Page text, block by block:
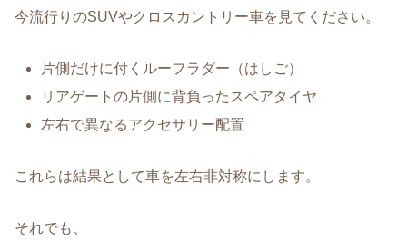
今流行りのSUVやクロスカントリー車を見てください。
片側だけに付くルーフラダー（はしご）
リアゲートの片側に背負ったスペアタイヤ
左右で異なるアクセサリー配置
これらは結果として車を左右非対称にします。
それでも、